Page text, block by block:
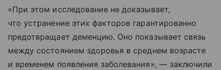
«При этом исследование не доказывает,
что устранение этих факторов гарантированно
предотвращает деменцию. Оно показывает связь
между состоянием здоровья в среднем возрасте
и временем появления заболевания», — заключили